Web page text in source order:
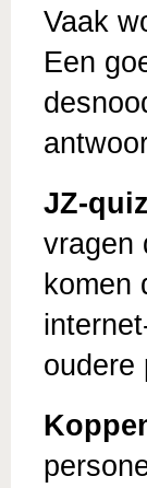
Vaak
Een
JZ-quiz
vragen
komen
oudere